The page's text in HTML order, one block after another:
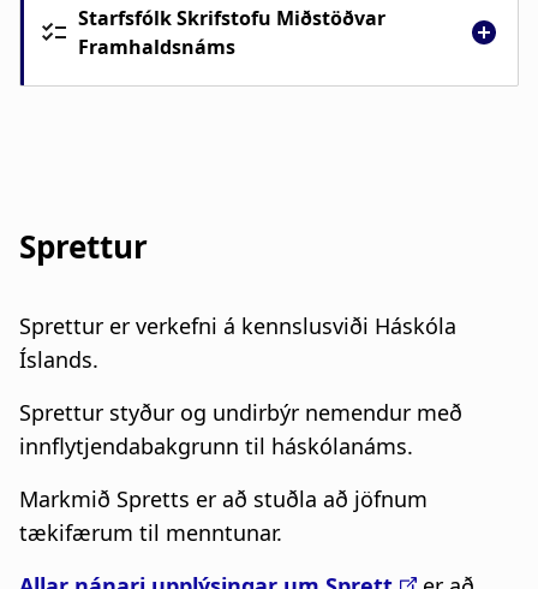
Starfsfólk Skrifstofu Miðstöðvar
Framhaldsnáms
Sprettur
Sprettur er verkefni á kennslusviði Háskóla
Íslands.
Sprettur styður og undirbýr nemendur með
innflytjendabakgrunn til háskólanáms.
Markmið Spretts er að stuðla að jöfnum
tækifærum til menntunar.